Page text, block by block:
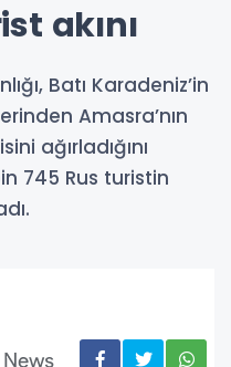
akını
Batı Karadeniz’in
Amasra’nın
ağırladığını
745 Rus turistin